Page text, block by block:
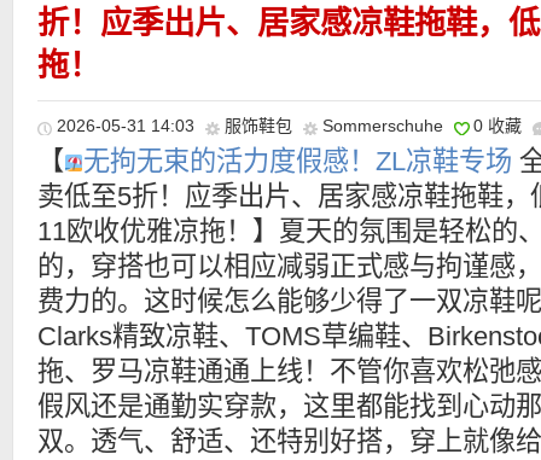
折！应季出片、居家感凉鞋拖鞋，
拖！
2026-05-31 14:03 服饰鞋包 Sommerschuhe 0 收藏
【 ️无拘无束的活力度假感！ZL凉鞋专场
卖低至5折！应季出片、居家感凉鞋拖鞋，
11欧收优雅凉拖！】夏天的氛围是轻松的
的，穿搭也可以相应减弱正式感与拘谨感
费力的。这时候怎么能够少得了一双凉鞋
Clarks精致凉鞋、TOMS草编鞋、
拖、罗马凉鞋通通上线！不管你喜欢松弛
假风还是通勤实穿款，这里都能找到心动
双。透气、舒适、还特别好搭，穿上就像